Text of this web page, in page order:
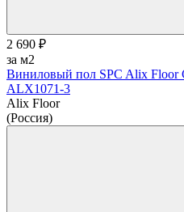
2 690 ₽
за м2
Виниловый пол SPC Alix Floor
ALX1071-3
Alix Floor
(Россия)